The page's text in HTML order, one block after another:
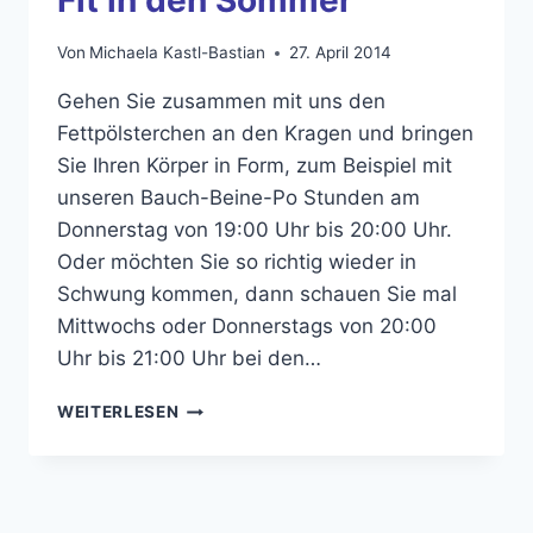
Von Michaela Kastl-Bastian 27. April 2014
Gehen Sie zusammen mit uns den
Fettpölsterchen an den Kragen und bringen
Sie Ihren Körper in Form, zum Beispiel mit
unseren Bauch-Beine-Po Stunden am
Donnerstag von 19:00 Uhr bis 20:00 Uhr.
Oder möchten Sie so richtig wieder in
Schwung kommen, dann schauen Sie mal
Mittwochs oder Donnerstags von 20:00
Uhr bis 21:00 Uhr bei den…
WEITERLESEN FIT